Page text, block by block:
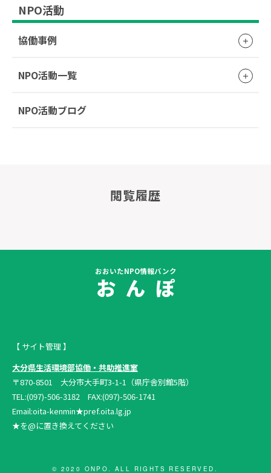
NPO活動
協働事例
NPO活動一覧
NPO活動ブログ
閲覧履歴
おおいたNPO情報バンク
お ん ぽ
【 サイト管理 】
大分県生活環境部協働・共助推進室
〒870-8501 大分市大手町3-1-1（県庁舎別館5階）
TEL:(097)-506-3182 FAX:(097)-506-1741
Email:oita-kenmin★pref.oita.lg.jp
★を@に置き換えてください
© 2020 ONPO. ALL RIGHTS RESERVED.